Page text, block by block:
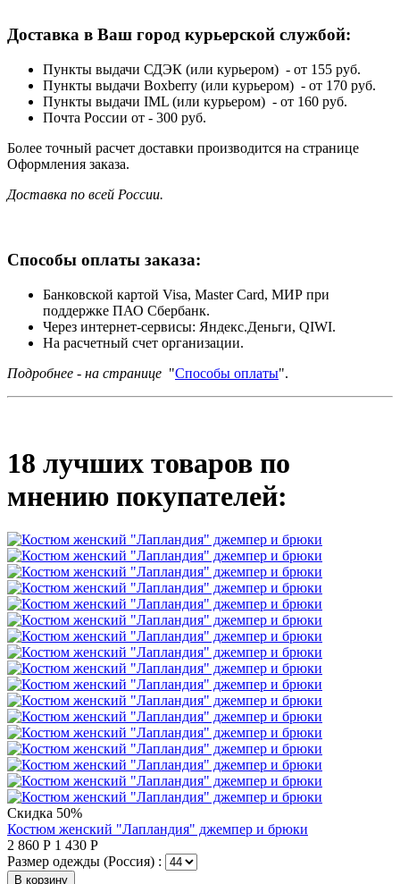
Доставка в Ваш город курьерской службой:
Пункты выдачи СДЭК (или курьером) - от 155 руб.
Пункты выдачи Boxberry (или курьером) - от 170 руб.
Пункты выдачи IML (или курьером) - от 160 руб.
Почта России от - 300 руб.
Более точный расчет доставки производится на странице
Оформления заказа.
Доставка по всей России.
Способы оплаты заказа:
Банковской картой Visa, Master Card, МИР при
поддержке ПАО Сбербанк.
Через интернет-сервисы: Яндекс.Деньги, QIWI.
На расчетный счет организации.
Подробнее - на странице "Способы оплаты".
18 лучших товаров по
мнению покупателей:
Скидка 50%
Костюм женский "Лапландия" джемпер и брюки
2 860 Р 1 430 Р
Размер одежды (Россия) :
В корзину